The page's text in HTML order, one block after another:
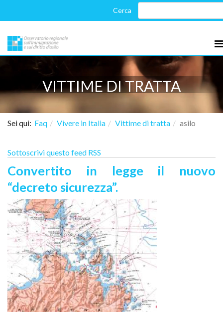
VITTIME DI TRATTA
Sei qui: Faq Vivere in Italia Vittime di tratta asilo
Sottoscrivi questo feed RSS
Convertito in legge il nuovo
“decreto sicurezza”.